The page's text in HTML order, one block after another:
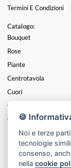
Termini E Condizioni
Catalogo:
Bouquet
Rose
Piante
Centrotavola
Cuori
Composizioni
Cesti
Funebre
Mazzi
🍪
Noi e terze
tecnologie
consenso,
nellacookie